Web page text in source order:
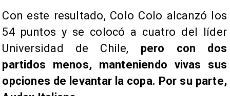
Con este resultado, Colo Colo alcanzó los
54 puntos y se colocó a cuatro del líder
Universidad de Chile, pero con dos
partidos menos, manteniendo vivas sus
opciones de levantar la copa. Por su parte,